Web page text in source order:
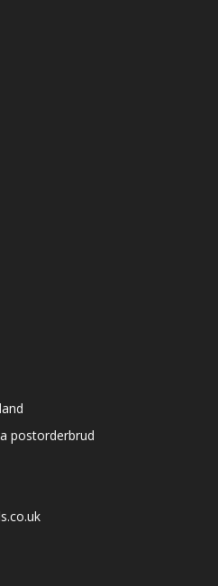
postorderbrud